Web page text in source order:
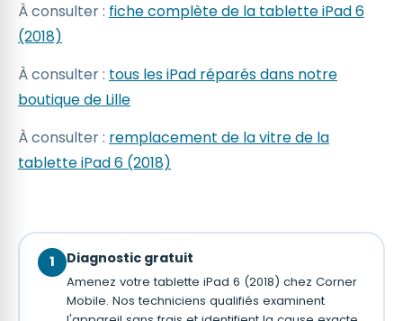
À consulter : fiche complète de la tablette iPad 6
(2018)
À consulter : tous les iPad réparés dans notre
boutique de Lille
À consulter : remplacement de la vitre de la
tablette iPad 6 (2018)
1 Diagnostic gratuit
Amenez votre tablette iPad 6 (2018) chez Corner
Mobile. Nos techniciens qualifiés examinent